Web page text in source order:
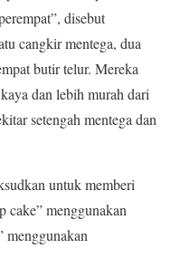
disebut
cangkir mentega, dua
butir telur. Mereka
dan lebih murah dari
setengah mentega dan
untuk memberi
cake” menggunakan
menggunakan